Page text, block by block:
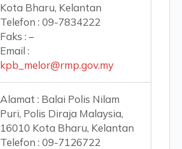
Kota Bharu, Kelantan
Telefon : 09-7834222
Faks : –
Email :
kpb_melor@rmp.gov.my
Alamat : Balai Polis Nilam
Puri, Polis Diraja Malaysia,
16010 Kota Bharu, Kelantan
Telefon : 09-7126722